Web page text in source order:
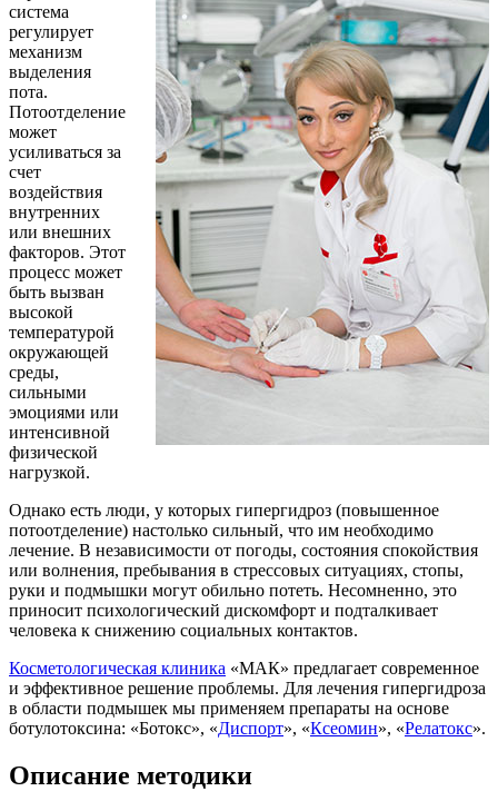
система
регулирует
механизм
выделения
пота.
Потоотделение
может
усиливаться за
счет
воздействия
внутренних
или внешних
факторов. Этот
процесс может
быть вызван
высокой
температурой
окружающей
среды,
сильными
эмоциями или
интенсивной
физической
нагрузкой.
Однако есть люди, у которых гипергидроз (повышенное
потоотделение) настолько сильный, что им необходимо
лечение. В независимости от погоды, состояния спокойствия
или волнения, пребывания в стрессовых ситуациях, стопы,
руки и подмышки могут обильно потеть. Несомненно, это
приносит психологический дискомфорт и подталкивает
человека к снижению социальных контактов.
Косметологическая клиника «МАК» предлагает современное
и эффективное решение проблемы. Для лечения гипергидроза
в области подмышек мы применяем препараты на основе
ботулотоксина: «Ботокс», «Диспорт», «Ксеомин», «Релатокс».
Описание методики